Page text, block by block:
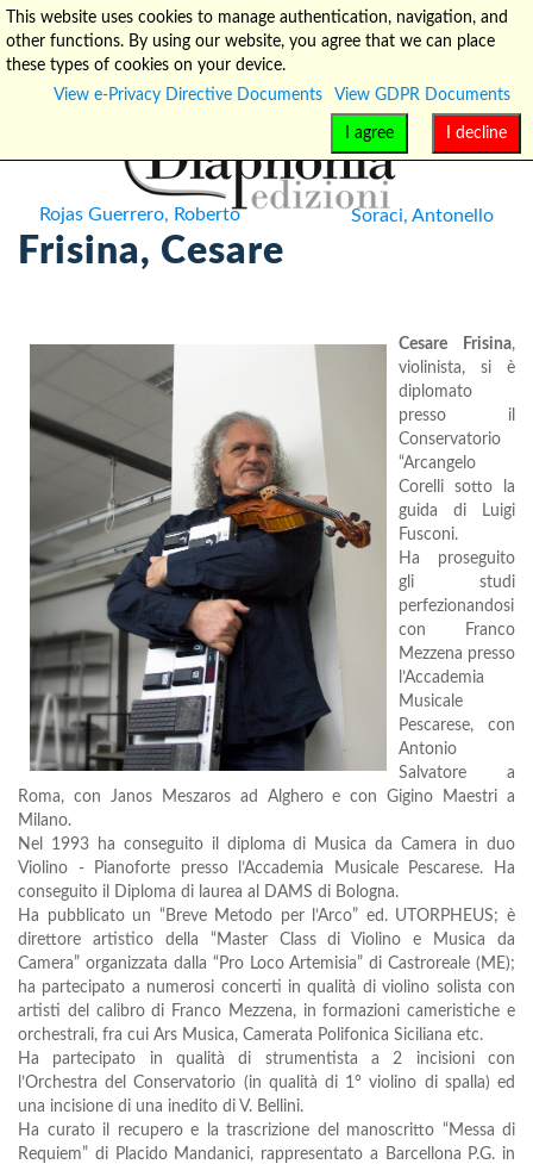
info@diaphonia.net +39-090-8931952
Rojas Guerrero, Roberto Soraci, Antonello
Frisina, Cesare
Cesare Frisina,
violinista, si è
diplomato
presso il
Conservatorio
“Arcangelo
Corelli sotto la
guida di Luigi
Fusconi.
Ha proseguito
gli studi
perfezionandosi
con Franco
Mezzena presso
l’Accademia
Musicale
Pescarese, con
Antonio
Salvatore a
Roma, con Janos Meszaros ad Alghero e con Gigino Maestri a
Milano.
Nel 1993 ha conseguito il diploma di Musica da Camera in duo
Violino - Pianoforte presso l’Accademia Musicale Pescarese. Ha
conseguito il Diploma di laurea al DAMS di Bologna.
Ha pubblicato un “Breve Metodo per l’Arco” ed. UTORPHEUS; è
direttore artistico della “Master Class di Violino e Musica da
Camera” organizzata dalla “Pro Loco Artemisia” di Castroreale (ME);
ha partecipato a numerosi concerti in qualità di violino solista con
artisti del calibro di Franco Mezzena, in formazioni cameristiche e
orchestrali, fra cui Ars Musica, Camerata Polifonica Siciliana etc.
Ha partecipato in qualità di strumentista a 2 incisioni con
l’Orchestra del Conservatorio (in qualità di 1° violino di spalla) ed
una incisione di una inedito di V. Bellini.
Ha curato il recupero e la trascrizione del manoscritto “Messa di
Requiem” di Placido Mandanici, rappresentato a Barcellona P.G. in
This website uses cookies to manage authentication, navigation, and
other functions. By using our website, you agree that we can place
these types of cookies on your device.
View e-Privacy Directive Documents
View GDPR Documents
I decline
I agree